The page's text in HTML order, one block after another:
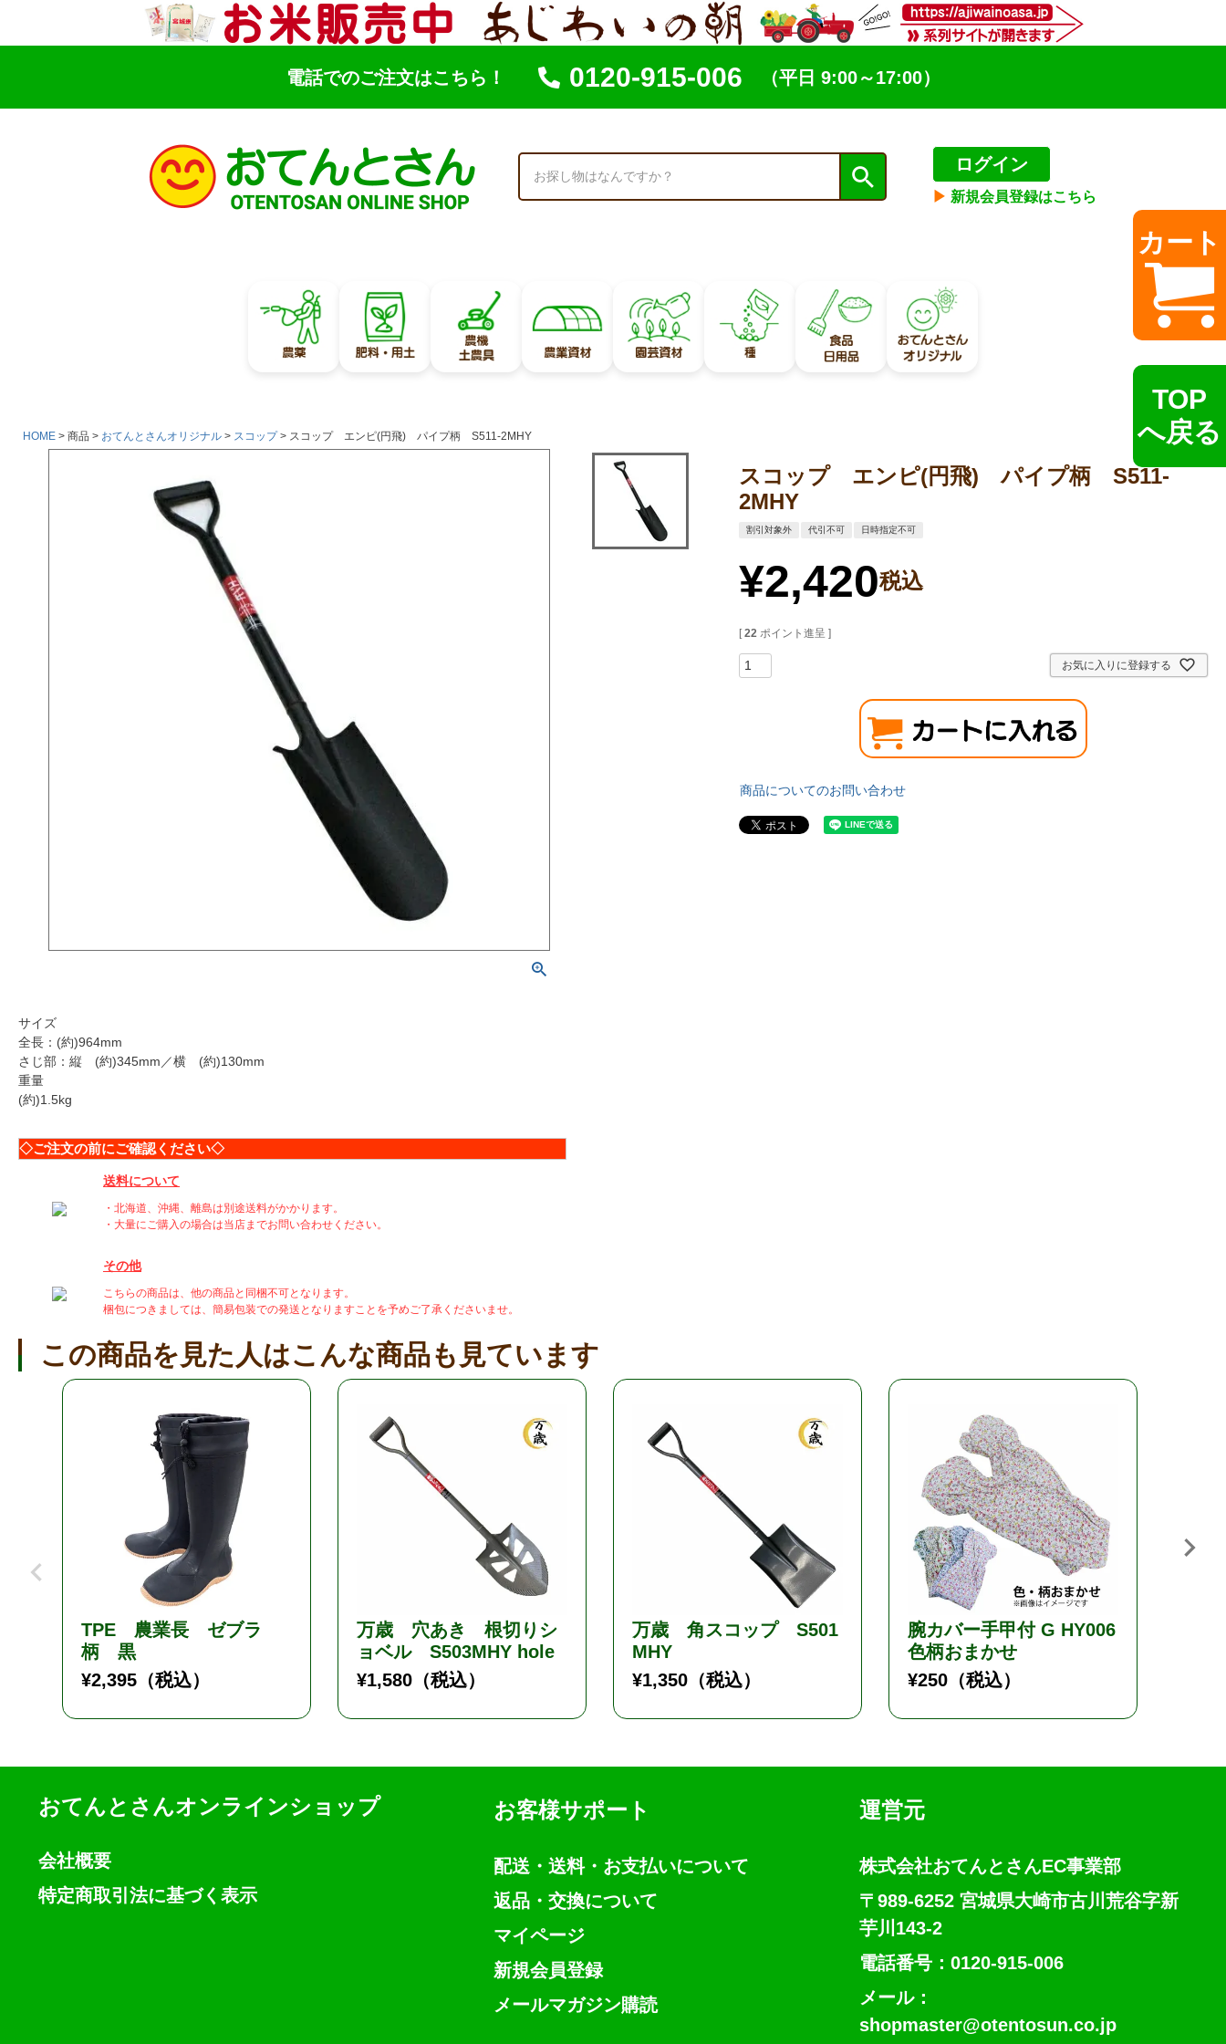
電話でのご注文はこちら！ 0120-915-006 （平日 9:00～17:00）
検索
ログイン
▶︎ 新規会員登録はこちら
カート
TOP
へ戻る
HOME 商品 おてんとさんオリジナル スコップ スコップ エンピ(円飛) パイプ柄 S511-2MHY
スコップ エンピ(円飛) パイプ柄 S511-
2MHY
割引対象外 代引不可 日時指定不可
¥2,420税込
[ 22 ポイント進呈 ]
お気に入りに登録する
商品についてのお問い合わせ
サイズ
全長：(約)964mm
さじ部：縦 (約)345mm／横 (約)130mm
重量
(約)1.5kg
◇ご注文の前にご確認ください◇
送料について
・北海道、沖縄、離島は別途送料がかかります。
・大量にご購入の場合は当店までお問い合わせください。
その他
こちらの商品は、他の商品と同梱不可となります。
梱包につきましては、簡易包装での発送となりますことを予めご了承くださいませ。
この商品を見た人はこんな商品も見ています
TPE 農業長 ゼブラ
柄 黒
¥2,395 （税込）
万歳 穴あき 根切りシ
ョベル S503MHY hole
¥1,580 （税込）
万歳 角スコップ S501
MHY
¥1,350 （税込）
腕カバー手甲付 G HY006
色柄おまかせ
¥250 （税込）
おてんとさんオンラインショップ
会社概要
特定商取引法に基づく表示
お客様サポート
配送・送料・お支払いについて
返品・交換について
マイページ
新規会員登録
メールマガジン購読
運営元
株式会社おてんとさんEC事業部
〒989-6252 宮城県大崎市古川荒谷字新
芋川143-2
電話番号：0120-915-006
メール：
shopmaster@otentosun.co.jp